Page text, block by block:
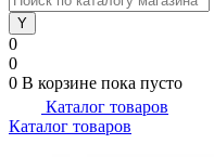
0
0
0 В корзине пока пусто
Каталог товаров
Каталог товаров